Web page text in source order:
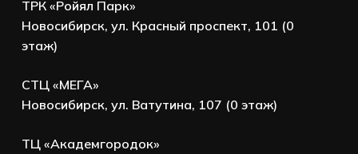
ТРК «Ройял Парк»
Новосибирск, ул. Красный проспект, 101 (0
этаж)
СТЦ «МЕГА»
Новосибирск, ул. Ватутина, 107 (0 этаж)
ТЦ «Академгородок»